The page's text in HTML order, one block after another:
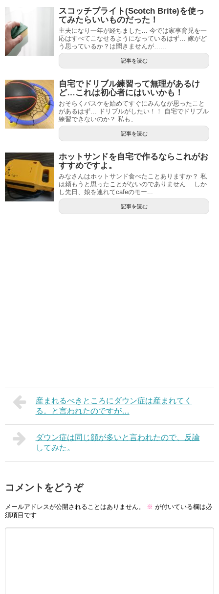
スコッチブライト(Scotch Brite)を使っ
てみたらいいものだった！
主夫になり一年が経ちました… 今では家事育児を一
応はすべてこなせるようになっているはず… 嫁がど
う思っているか？は聞きませんが…...
記事を読む
自宅でドリブル練習って無理があるけ
ど…これは初心者にはいいかも！
おそらくバスケを始めてすぐにみんなが思ったこと
があるはず… ドリブルがしたい！！ 自宅でドリブル
練習できないのか？ 私も、...
記事を読む
ホットサンドを自宅で作るならこれがお
すすめですよ。
みなさんはホットサンド食べたことありますか？ 私
は頼もうと思ったことがないのでありません… しか
し先日、娘を連れてcafeのモー...
記事を読む
産まれるべきところにダウン症は産まれてく
る。と言われたのですが…
ダウン症は同じ顔が多いと言われたので、反論
してみた。
コメントをどうぞ
メールアドレスが公開されることはありません。 ※ が付いている欄は必
須項目です